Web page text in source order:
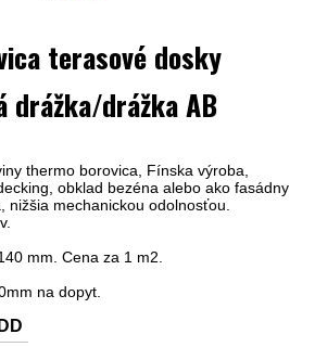
terasové dosky
drážka/drážka AB
thermo borovica, Fínska výroba,
obklad bezéna alebo ako fasádny
nižšia mechanickou odolnosťou.
mm. Cena za 1 m2.
na dopyt.